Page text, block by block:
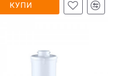
КУПИ